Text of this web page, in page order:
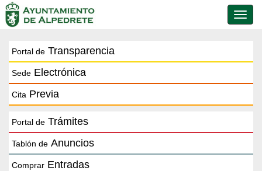
de
Portal de Transparencia
Sede Electrónica
Cita Previa
Portal de Trámites
Tablón de Anuncios
Comprar Entradas